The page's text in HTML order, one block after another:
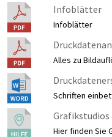
Infoblätter
Infoblätter
Alles zu
Schriften
Grafikstudios
Hier finden Sie